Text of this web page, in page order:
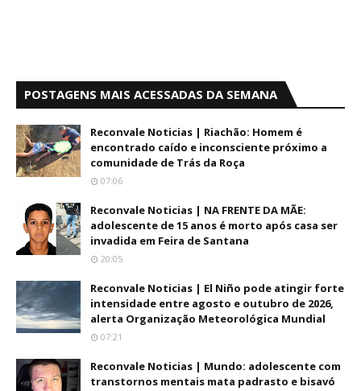
POSTAGENS MAIS ACESSADAS DA SEMANA
Reconvale Noticias | Riachão: Homem é
encontrado caído e inconsciente próximo a
comunidade de Trás da Roça
07:06
Reconvale Noticias | NA FRENTE DA MÃE:
adolescente de 15 anos é morto após casa ser
invadida em Feira de Santana
20:05
Reconvale Noticias | El Niño pode atingir forte
intensidade entre agosto e outubro de 2026,
alerta Organização Meteorológica Mundial
07:21
Reconvale Noticias | Mundo: adolescente com
transtornos mentais mata padrasto e bisavó